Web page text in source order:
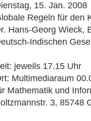
15. Jan. 2008
Regeln für den
Hans-Georg Wieck,
Indischen
jeweils 17.15 Uhr
Multimediaraum
Mathematik und
3, 85748